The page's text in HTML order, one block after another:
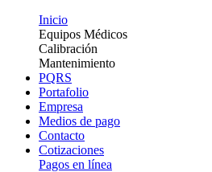
Inicio
Equipos Médicos
Calibración
Mantenimiento
PQRS
Portafolio
Empresa
Medios de pago
Contacto
Cotizaciones
Pagos en línea